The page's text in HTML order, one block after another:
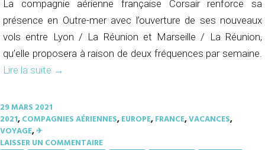
La compagnie aérienne française Corsair renforce sa
présence en Outre-mer avec l’ouverture de ses nouveaux
vols entre Lyon / La Réunion et Marseille / La Réunion,
qu’elle proposera à raison de deux fréquences par semaine.
Lire la suite →
29 MARS 2021
2021,COMPAGNIES AÉRIENNES,EUROPE,FRANCE,VACANCES,
VOYAGE,✈︎
LAISSER UN COMMENTAIRE